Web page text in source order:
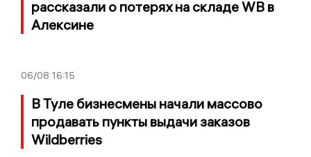
рассказали о потерях на складе WB в
Алексине
06/08 16:15
В Туле бизнесмены начали массово
продавать пункты выдачи заказов
Wildberries